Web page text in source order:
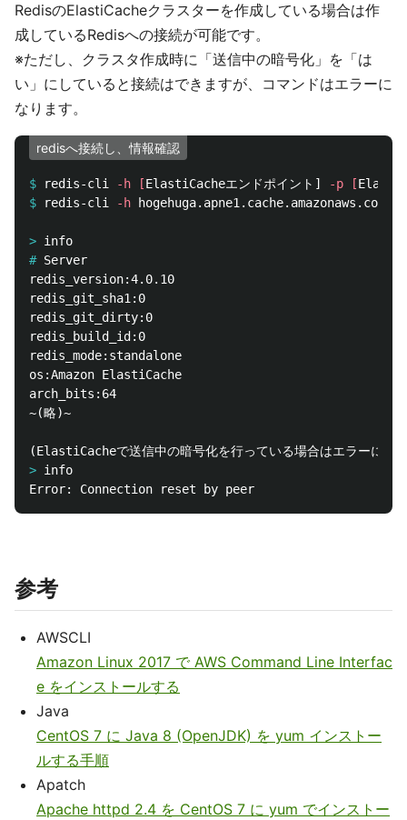
RedisのElastiCacheクラスターを作成している場合は作
成しているRedisへの接続が可能です。
※ただし、クラスタ作成時に「送信中の暗号化」を「は
い」にしていると接続はできますが、コマンドはエラーに
なります。
redisへ接続し、情報確認
$ redis-cli -h [ElastiCacheエンドポイント] -p
[
$
redis-cli -h hogehuga.apne1.cache.amazonaws.com
>
#
redis_version:4.0.10
redis_git_sha1:0
redis_git_dirty:0
redis_build_id:0
redis_mode:standalone
os:Amazon ElastiCache
arch_bits:64
~(略)~
>
参考
AWSCLI
Amazon Linux 2017 で AWS Command Line Interfac
e をインストールする
Java
CentOS 7 に Java 8 (OpenJDK) を yum インストー
ルする手順
Apatch
Apache httpd 2.4 を CentOS 7 に yum でインストー